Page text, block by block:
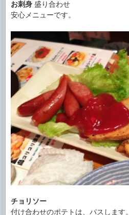
お刺身 盛り合わせ
安心メニューです。
チョリソー
付け合わせのポテトは、パスします。